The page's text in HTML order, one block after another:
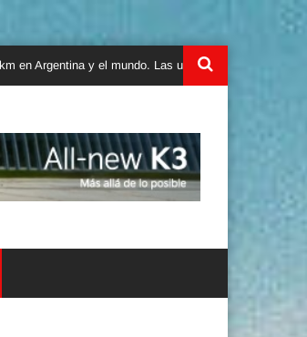
y el mundo. Las ultimas novedades, lanzamientos y